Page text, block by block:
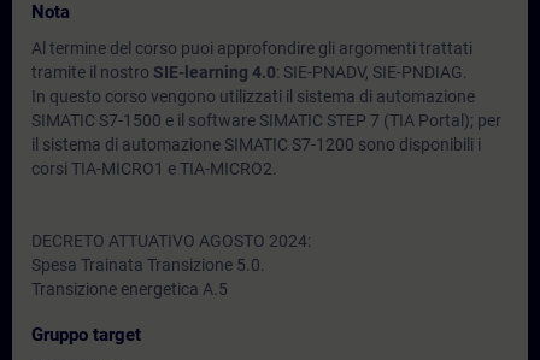
Nota
Al termine del corso puoi approfondire gli argomenti trattati
tramite il nostro SIE-learning 4.0: SIE-PNADV, SIE-PNDIAG.
In questo corso vengono utilizzati il sistema di automazione
SIMATIC S7-1500 e il software SIMATIC STEP 7 (TIA Portal); per
il sistema di automazione SIMATIC S7-1200 sono disponibili i
corsi TIA-MICRO1 e TIA-MICRO2.
DECRETO ATTUATIVO AGOSTO 2024:
Spesa Trainata Transizione 5.0.
Transizione energetica A.5
Gruppo target